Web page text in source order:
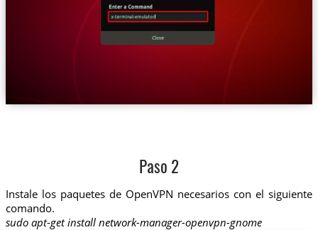
Paso 2
Instale los paquetes de OpenVPN necesarios con el siguiente
comando.
sudo apt-get install network-manager-openvpn-gnome